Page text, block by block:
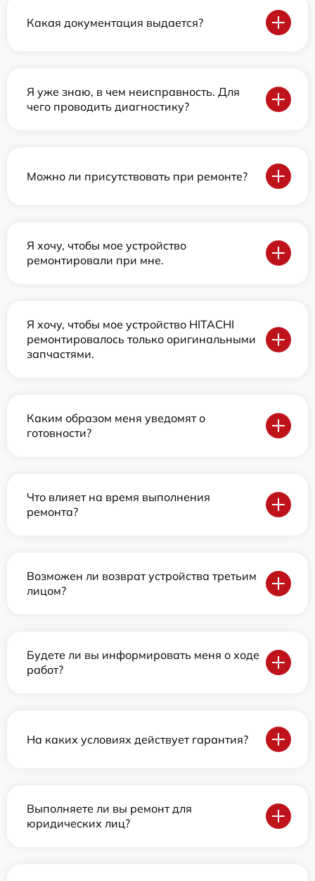
Какая документация выдается?
Я уже знаю, в чем неисправность. Для
чего проводить диагностику?
Можно ли присутствовать при ремонте?
Я хочу, чтобы мое устройство
ремонтировали при мне.
Я хочу, чтобы мое устройство HITACHI
ремонтировалось только оригинальными
запчастями.
Каким образом меня уведомят о
готовности?
Что влияет на время выполнения
ремонта?
Возможен ли возврат устройства третьим
лицом?
Будете ли вы информировать меня о ходе
работ?
На каких условиях действует гарантия?
Выполняете ли вы ремонт для
юридических лиц?